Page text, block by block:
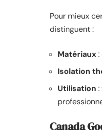
Pour mieux
distinguent :
Matériaux:
Isolation
Utilisation :
Canada